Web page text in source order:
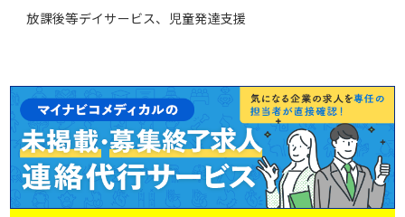
放課後等デイサービス、児童発達支援